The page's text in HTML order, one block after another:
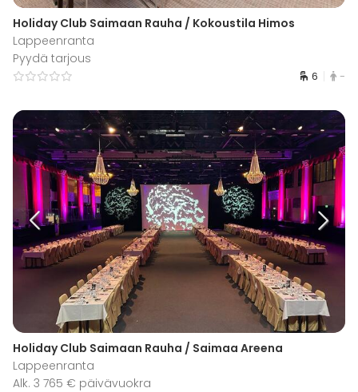
Holiday Club Saimaan Rauha / Kokoustila Himos
Lappeenranta
Pyydä tarjous
6 -
Holiday Club Saimaan Rauha / Saimaa Areena
Lappeenranta
Alk. 3 765 € päivävuokra